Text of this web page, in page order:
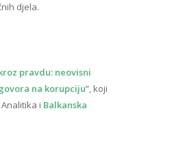
djela.
pravdu: neovisni
na korupciju”, koji
i Balkanska